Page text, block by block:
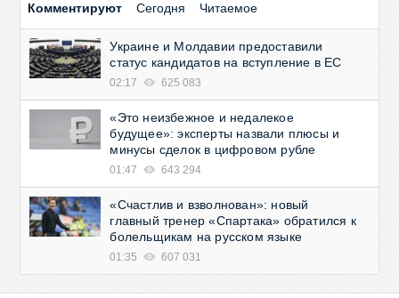
Комментируют Сегодня Читаемое
Украине и Молдавии предоставили
статус кандидатов на вступление в ЕС
02:17 625 083
«Это неизбежное и недалекое
будущее»: эксперты назвали плюсы и
минусы сделок в цифровом рубле
01:47 643 294
«Счастлив и взволнован»: новый
главный тренер «Спартака» обратился к
болельщикам на русском языке
01:35 607 031